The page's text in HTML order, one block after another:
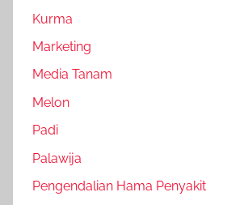
Kurma
Marketing
Media Tanam
Melon
Padi
Palawija
Pengendalian Hama Penyakit